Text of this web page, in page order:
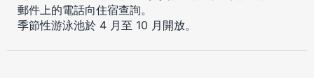
郵件上的電話向住宿查詢。
季節性游泳池於 4 月至 10 月開放。